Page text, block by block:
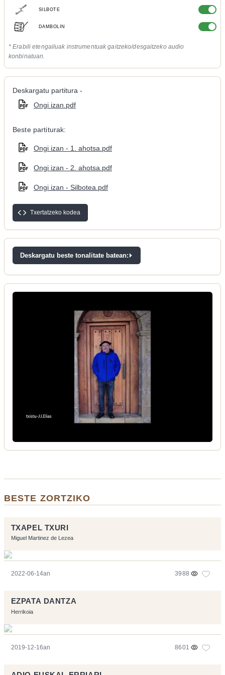
SILBOTE
DAMBOLIN
* Erabili etengailuak instrumentuak gaitzeko/desgaitzeko audio
konbinatuan.
Deskargatu partitura -
Ongi izan.pdf
Beste partiturak:
Ongi izan - 1. ahotsa.pdf
Ongi izan - 2. ahotsa.pdf
Ongi izan - Silbotea.pdf
Txertatzeko kodea
Deskargatu beste tonalitate batean:
BESTE ZORTZIKO
TXAPEL TXURI
Miguel Martinez de Lezea
2022-06-14an 3988
EZPATA DANTZA
Herrikoia
2019-12-16an 8601